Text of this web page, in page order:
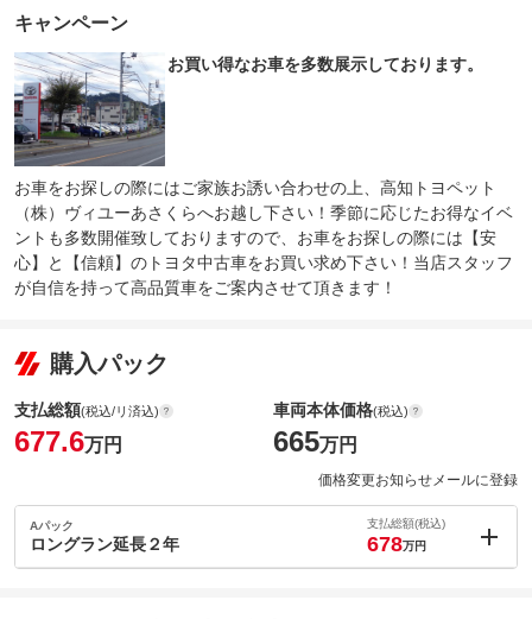
キャンペーン
お買い得なお車を多数展示しております。
お車をお探しの際にはご家族お誘い合わせの上、高知トヨペット
（株）ヴィユーあさくらへお越し下さい！季節に応じたお得なイベ
ントも多数開催致しておりますので、お車をお探しの際には【安
心】と【信頼】のトヨタ中古車をお買い求め下さい！当店スタッフ
が自信を持って高品質車をご案内させて頂きます！
購入パック
支払総額(税込/リ済込)
677.6万円
車両本体価格(税込)
665万円
価格変更お知らせメールに登録
Aパック
ロングラン延長２年
支払総額(税込)
678万円